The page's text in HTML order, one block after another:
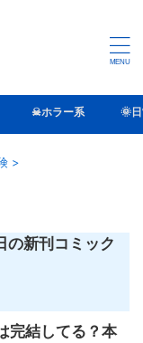
☠ホラー系 🌞
>
の新刊コミック
完結してる？本